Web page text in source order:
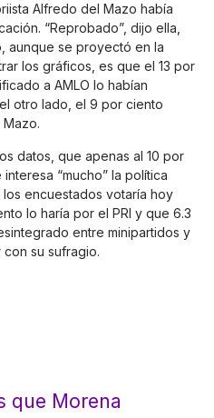
Alfredo del Mazo había
“Reprobado”, dijo ella,
aunque se proyectó en la
los gráficos, es que el 13 por
a AMLO lo habían
otro lado, el 9 por ciento
datos, que apenas al 10 por
“mucho” la política
encuestados votaría hoy
lo haría por el PRI y que 6.3
entre minipartidos y
su sufragio.
que Morena